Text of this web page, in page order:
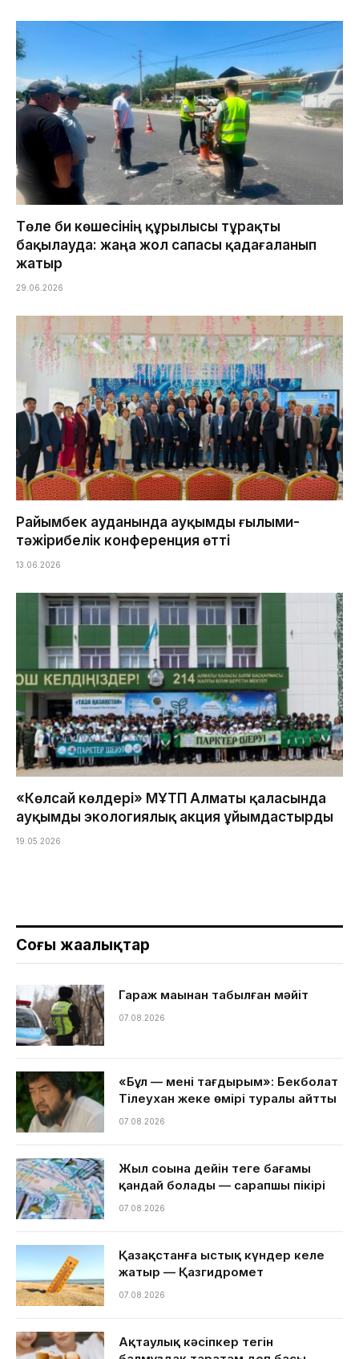
Төле би көшесінің құрылысы тұрақты
бақылауда: жаңа жол сапасы қадағаланып
жатыр
29.06.2026
Райымбек ауданында ауқымды ғылыми-
тәжірибелік конференция өтті
13.06.2026
«Көлсай көлдері» МҰТП Алматы қаласында
ауқымды экологиялық акция ұйымдастырды
19.05.2026
Соңғы жаңалықтар
Гараж маңынан табылған мәйіт
07.08.2026
«Бұл — менің тағдырым»: Бекболат
Тілеухан жеке өмірі туралы айтты
07.08.2026
Жыл соңына дейін теңге бағамы
қандай болады — сарапшы пікірі
07.08.2026
Қазақстанға ыстық күндер келе
жатыр — Қазгидромет
07.08.2026
Ақтаулық кәсіпкер тегін